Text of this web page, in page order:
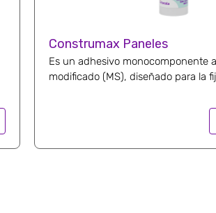
Construmax Paneles
Es un adhesivo monocomponente
modificado (MS), diseñado para la